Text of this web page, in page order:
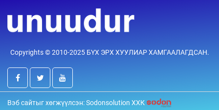
20 цаг 17 мин
буурсангүй
20 цаг 47 мин
Х.Улам-Өрнөх байр урагшилж, долоод
жагсжээ
Copyrights © 2010-2025 БҮХ ЭРХ ХУУЛИАР ХАМГААЛАГДСАН.
Вэб сайтыг хөгжүүлсэн: Sodonsolution ХХК